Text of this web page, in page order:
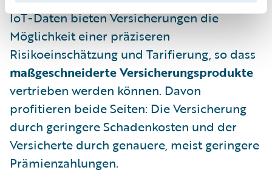
IoT-Daten bieten Versicherungen die
Möglichkeit einer präziseren
Risikoeinschätzung und Tarifierung, so dass
maßgeschneiderte Versicherungsprodukte
vertrieben werden können. Davon
profitieren beide Seiten: Die Versicherung
durch geringere Schadenkosten und der
Versicherte durch genauere, meist geringere
Prämienzahlungen.